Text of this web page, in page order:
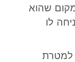
שהוא
לו
למטרת